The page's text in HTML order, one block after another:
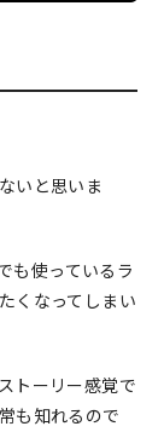
いと思いま
も使っているラ
くなってしまい
トーリー感覚で
も知れるので